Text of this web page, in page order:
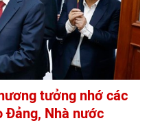
tưởng nhớ các
Đảng, Nhà nước